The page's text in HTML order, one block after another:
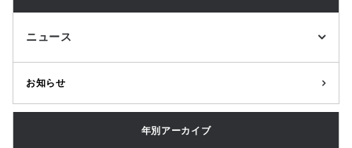
ニュース
お知らせ
年別アーカイブ